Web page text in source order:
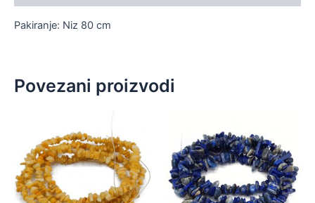
Pakiranje: Niz 80 cm
Povezani proizvodi